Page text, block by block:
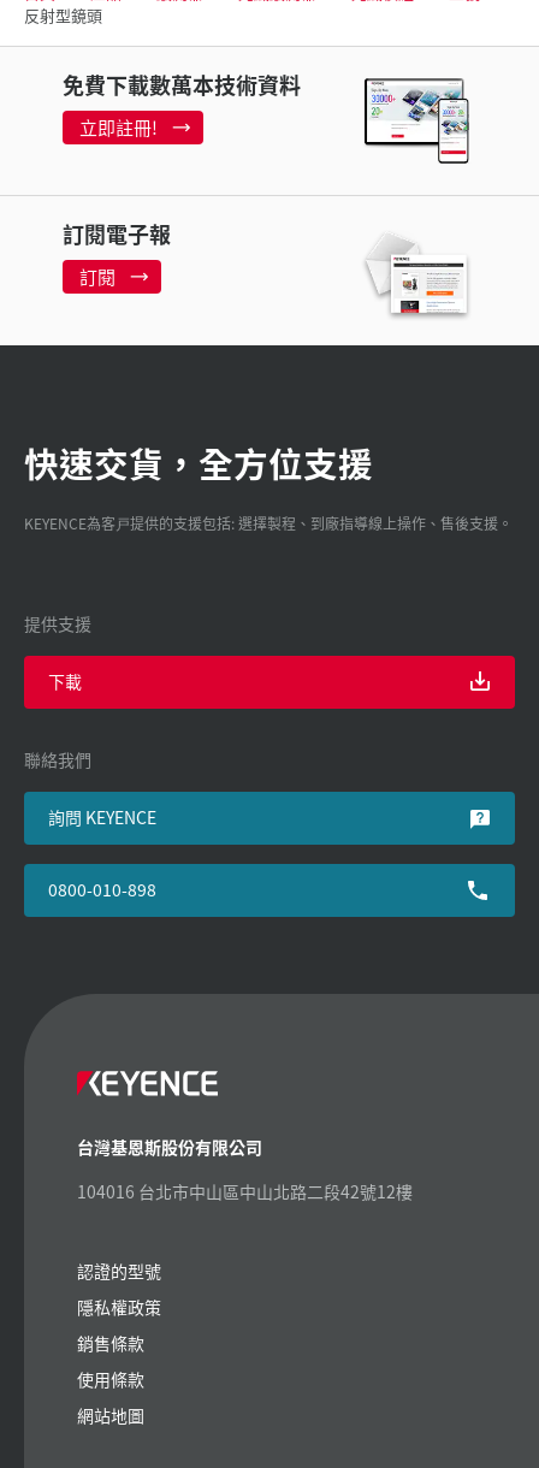
反射型鏡頭
免費下載數萬本技術資料
立即註冊!
訂閱電子報
訂閱
快速交貨，全方位支援
KEYENCE為客戸提供的支援包括: 選擇製程、到廠指導線上操作、售後支援。
提供支援
下載
聯絡我們
詢問 KEYENCE
0800-010-898
台灣基恩斯股份有限公司
104016 台北市中山區中山北路二段42號12樓
認證的型號
隱私權政策
銷售條款
使用條款
網站地圖